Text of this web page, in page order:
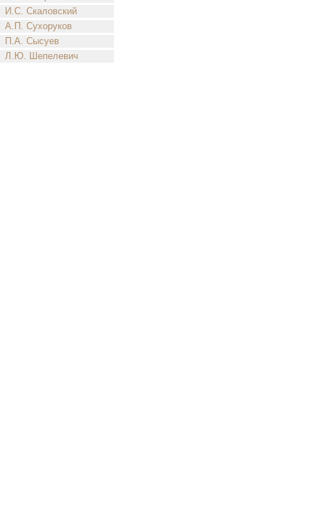
И.С. Скаловский
А.П. Сухоруков
П.А. Сысуев
Л.Ю. Шепелевич